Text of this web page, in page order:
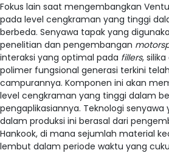
Fokus lain saat mengembangkan
pada level cengkraman yang tinggi
berbeda. Senyawa tapak yang
penelitian dan pengembangan
interaksi yang optimal pada fillers,
polimer fungsional generasi terkini
campurannya. Komponen ini akan
level cengkraman yang tinggi dalam
pengaplikasiannya. Teknologi senyawa
dalam produksi ini berasal dari
Hankook, di mana sejumlah material
lembut dalam periode waktu yang